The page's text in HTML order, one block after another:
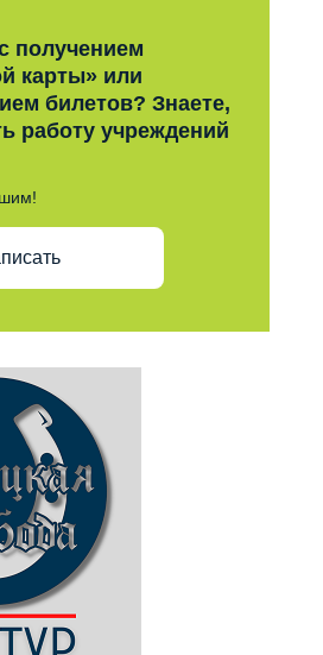
получением
карты» или
билетов? Знаете,
работу учреждений